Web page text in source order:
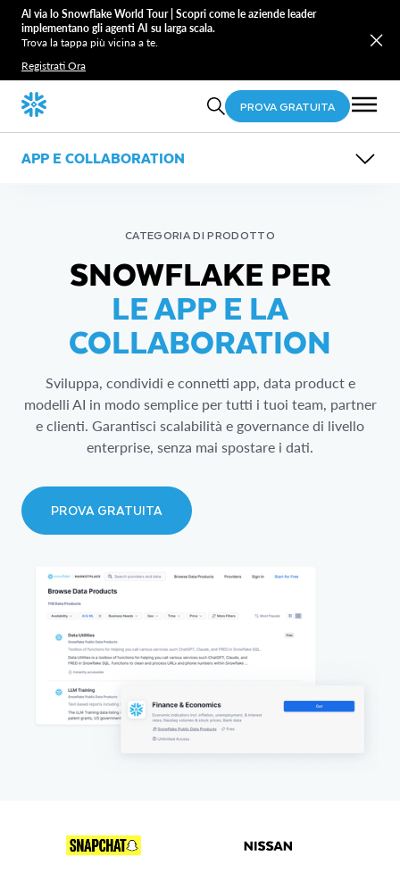
Al via lo Snowflake World Tour | Scopri come le aziende leader
implementano gli agenti AI su larga scala.
Trova la tappa più vicina a te.
Registrati Ora
PROVA GRATUITA
APP E COLLABORATION
Snowflake Horizon
Snowflake Trail
Data Sharing zero-ETL
CATEGORIA DI PRODOTTO
SNOWFLAKE PER
LE APP E LA
COLLABORATION
Sviluppa, condividi e connetti app, data product e
modelli AI in modo semplice per tutti i tuoi team, partner
e clienti. Garantisci scalabilità e governance di livello
enterprise, senza mai spostare i dati.
PROVA GRATUITA